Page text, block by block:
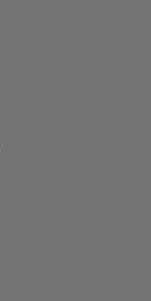
Split -
10 KW
o
- 5,12kWh
E5-DS5 -
o
- Instalacja